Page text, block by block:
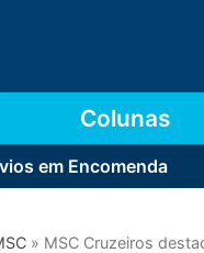
em Encomenda
Colunas
» MSC Cruzeiros